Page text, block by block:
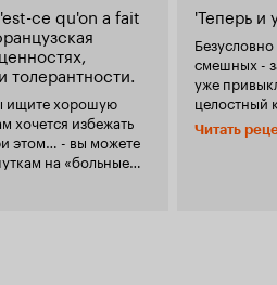
ce qu'on a fait
толерантности.
хочется избежать
можете
на «больные
и не только
но и
и хорошо провести
'Теперь и
смешных - забавных
уже
целостный
Читать